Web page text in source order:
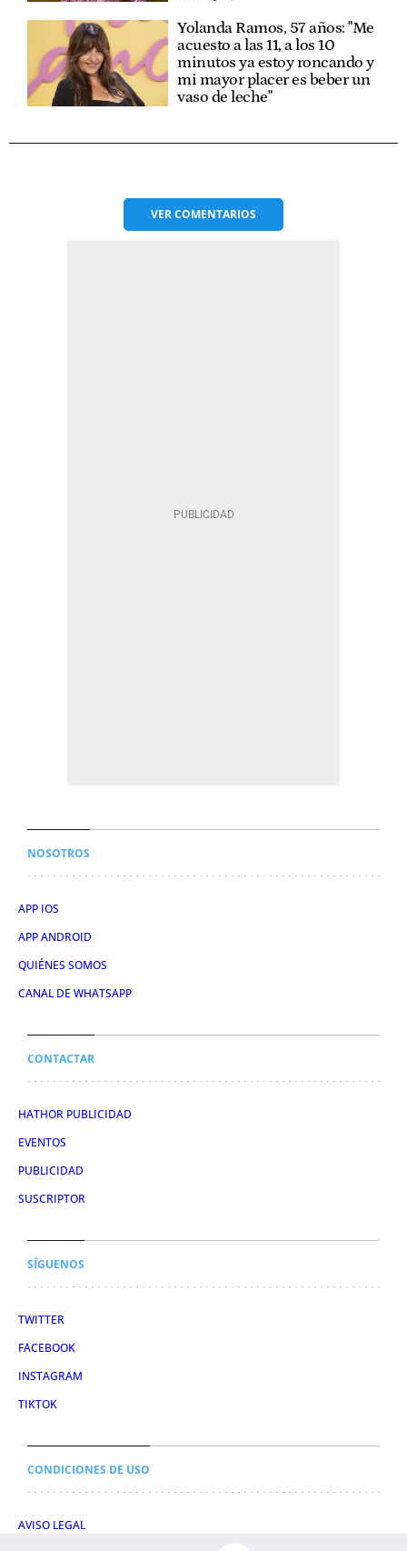
Yolanda Ramos, 57 años: "Me
acuesto a las 11, a los 10
minutos ya estoy roncando y
mi mayor placer es beber un
vaso de leche"
VERCOMENTARIOS
NOSOTROS
APP IOS
APP ANDROID
QUIÉNES SOMOS
CANAL DE WHATSAPP
CONTACTAR
HATHOR PUBLICIDAD
EVENTOS
PUBLICIDAD
SUSCRIPTOR
SÍGUENOS
TWITTER
FACEBOOK
INSTAGRAM
TIKTOK
CONDICIONES DE USO
AVISO LEGAL